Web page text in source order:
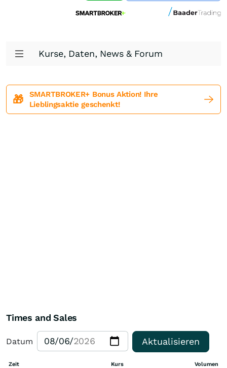
Kurse, Daten, News & Forum
🎁
SMARTBROKER+ Bonus Aktion! Ihre
Lieblingsaktie geschenkt!
Times and Sales
Datum Aktualisieren
Zeit Kurs Volumen